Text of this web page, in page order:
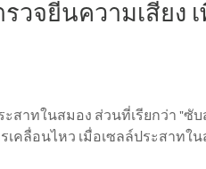
วจยีนความเสี่ยง
สาทในสมอง ส่วนที่เรียกว่า "ซั
คลื่อนไหว เมื่อเซลล์ประสาทใน